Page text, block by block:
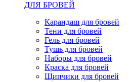
ДЛЯ БРОВЕЙ
Карандаш для бровей
Тени для бровей
Гель для бровей
Тушь для бровей
Наборы для бровей
Краска для бровей
Щипчики для бровей